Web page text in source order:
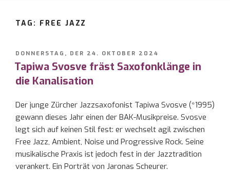
TAG: FREE JAZZ
VERÖFFENTLICHT
AM
DONNERSTAG, DER 24. OKTOBER 2024
Tapiwa Svosve fräst Saxofonklänge in
die Kanalisation
Der junge Zürcher Jazzsaxofonist Tapiwa Svosve (*1995)
gewann dieses Jahr einen der BAK-Musikpreise. Svosve
legt sich auf keinen Stil fest: er wechselt agil zwischen
Free Jazz, Ambient, Noise und Progressive Rock. Seine
musikalische Praxis ist jedoch fest in der Jazztradition
verankert. Ein Porträt von Jaronas Scheurer.